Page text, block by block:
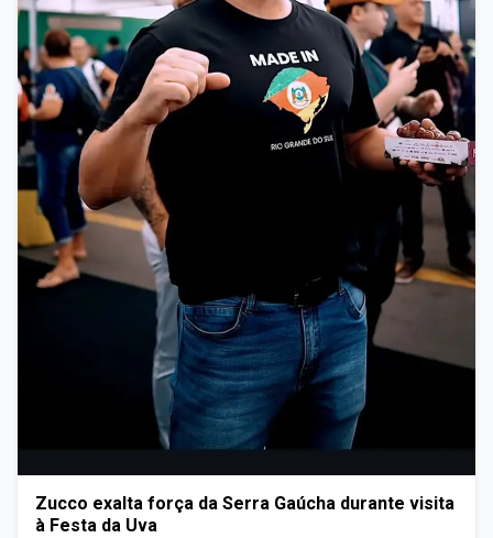
Zucco exalta força da Serra Gaúcha durante visita
à Festa da Uva